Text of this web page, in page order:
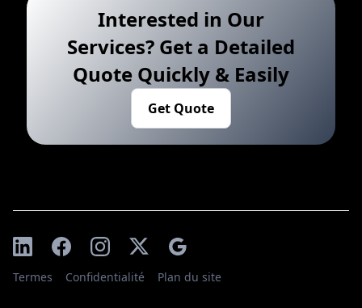
Interested in Our
Services? Get a Detailed
Quote Quickly & Easily
Get Quote
Termes Confidentialité Plan du site